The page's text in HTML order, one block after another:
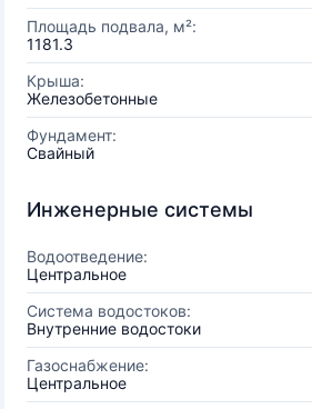
Площадь подвала, м²:
1181.3
Крыша:
Железобетонные
Фундамент:
Свайный
Инженерные системы
Водоотведение:
Центральное
Система водостоков:
Внутренние водостоки
Газоснабжение:
Центральное